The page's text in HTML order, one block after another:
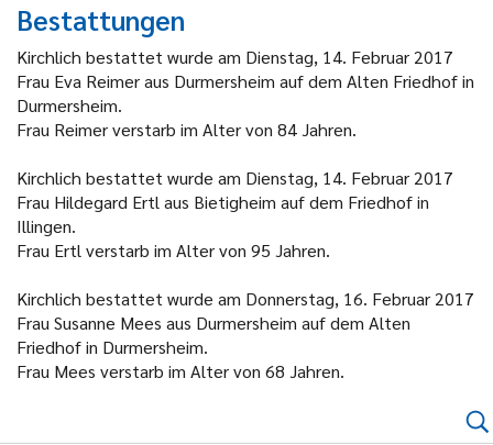
Bestattungen
Kirchlich bestattet wurde am Dienstag, 14. Februar 2017
Frau Eva Reimer aus Durmersheim auf dem Alten Friedhof in
Durmersheim.
Frau Reimer verstarb im Alter von 84 Jahren.
Kirchlich bestattet wurde am Dienstag, 14. Februar 2017
Frau Hildegard Ertl aus Bietigheim auf dem Friedhof in
Illingen.
Frau Ertl verstarb im Alter von 95 Jahren.
Kirchlich bestattet wurde am Donnerstag, 16. Februar 2017
Frau Susanne Mees aus Durmersheim auf dem Alten
Friedhof in Durmersheim.
Frau Mees verstarb im Alter von 68 Jahren.